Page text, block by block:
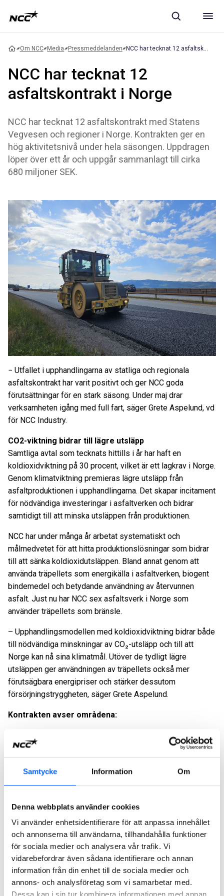
Samtycke Information Om
Denna webbplats använder cookies
Vi använder enhetsidentifierare för att anpassa innehållet
och annonserna till användarna, tillhandahålla funktioner
för sociala medier och analysera vår trafik. Vi
vidarebefordrar även sådana identifierare och annan
information från din enhet till de sociala medier och
annons- och analysföretag som vi samarbetar med.
Om NCC Media Pressmeddelanden
NCC har tecknat 12
asfaltskontrakt i Norge
NCC har tecknat 12 asfaltskontrakt med Statens
Vegvesen och regioner i Norge. Kontrakten ger en
hög aktivitetsnivå under hela säsongen. Uppdragen
löper över ett år och uppgår sammanlagt till cirka
680 miljoner SEK.
− Utfallet i upphandlingarna av statliga och regionala
asfaltskontrakt har varit positivt och ger NCC goda
förutsättningar för en stark säsong. Under maj drar
verksamheten igång med full fart, säger Grete Aspelund, vd
för NCC Industry.
CO2-viktning bidrar till lägre utsläpp
Samtliga avtal som tecknats hittills i år har haft en
koldioxidviktning på 30 procent, vilket är ett lagkrav i Norge.
Genom klimatviktning premieras lägre utsläpp från
asfaltproduktionen i upphandlingarna. Det skapar incitament
för nödvändiga investeringar i asfaltverken och bidrar
samtidigt till att minska utsläppen från produktionen.
NCC har under många år arbetat systematiskt och
målmedvetet för att hitta produktionslösningar som bidrar
till att sänka koldioxidutsläppen. Bland annat genom att
använda träpellets som energikälla i asfaltverken, biogent
bindemedel och betydande användning av återvunnen
asfalt. Just nu har NCC sex asfaltsverk i Norge som
använder träpellets som bränsle.
– Upphandlingsmodellen med koldioxidviktning bidrar både
till nödvändiga minskningar av CO₂-utsläpp och till att
Norge kan nå sina klimatmål. Utöver de tydligt lägre
utsläppen ger användningen av träpellets också mer
förutsägbara energipriser och stärker dessutom
försörjningstryggheten, säger Grete Aspelund.
Kontrakten avser områdena:
Innlandet fylkeskommune – Gudbrandsdalen, Valdres,
Nord Østerdalen
Agder fylkeskommune – Agder midt
Rogaland fylkeskommune – Nord Jæren
Akershus fylkeskommune – Förstärkning och asfaltering
Møre og Romsdal fylkeskommune – Fylkesveger
Sunnmøre
Statens vegvesen – Stor Oslo
Statens vegvesen – Nedre Buskerud och Akershus vest
Statens vegvesen – Telemark